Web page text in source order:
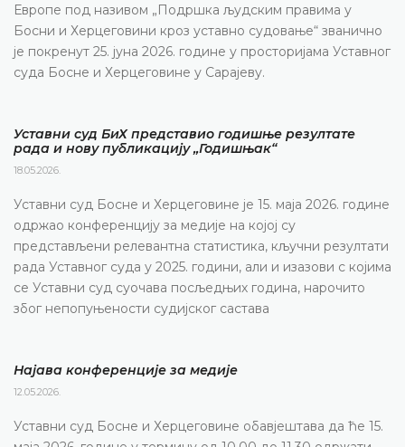
Европе под називом „Подршка људским правима у
Босни и Херцеговини кроз уставно судовање“ званично
је покренут 25. јуна 2026. године у просторијама Уставног
суда Босне и Херцеговине у Сарајеву.
Уставни суд БиХ представио годишње резултате
рада и нову публикацију „Годишњак“
18.05.2026.
Уставни суд Босне и Херцеговине је 15. маја 2026. године
одржао конференцију за медије на којој су
представљени релевантна статистика, кључни резултати
рада Уставног суда у 2025. години, али и изазови с којима
се Уставни суд суочава посљедњих година, нарочито
због непопуњености судијског састава
Најава конференције за медије
12.05.2026.
Уставни суд Босне и Херцеговине обавјештава да ће 15.